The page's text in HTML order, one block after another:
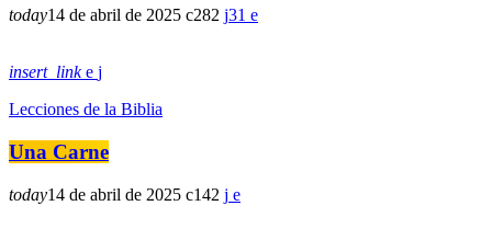
today14 de abril de 2025 282 31
insert_link
Lecciones de la Biblia
Una Carne
today14 de abril de 2025 142